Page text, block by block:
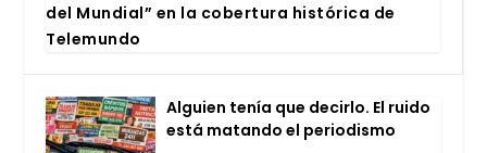
del Mun­dial” en la cober­tu­ra his­tó­ri­ca de
Tele­mun­do
Alguien tenía que decir­lo. El rui­do
está matan­do el perio­dis­mo